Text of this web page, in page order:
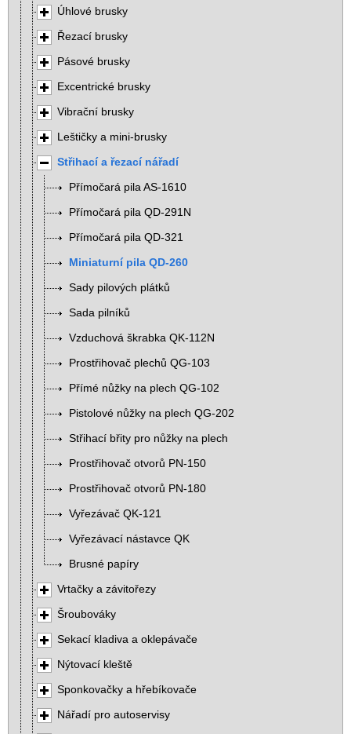
Úhlové brusky
Řezací brusky
Pásové brusky
Excentrické brusky
Vibrační brusky
Leštičky a mini-brusky
Střihací a řezací nářadí
Přímočará pila AS-1610
Přímočará pila QD-291N
Přímočará pila QD-321
Miniaturní pila QD-260
Sady pilových plátků
Sada pilníků
Vzduchová škrabka QK-112N
Prostřihovač plechů QG-103
Přímé nůžky na plech QG-102
Pistolové nůžky na plech QG-202
Střihací břity pro nůžky na plech
Prostřihovač otvorů PN-150
Prostřihovač otvorů PN-180
Vyřezávač QK-121
Vyřezávací nástavce QK
Brusné papíry
Vrtačky a závitořezy
Šroubováky
Sekací kladiva a oklepávače
Nýtovací kleště
Sponkovačky a hřebíkovače
Nářadí pro autoservisy